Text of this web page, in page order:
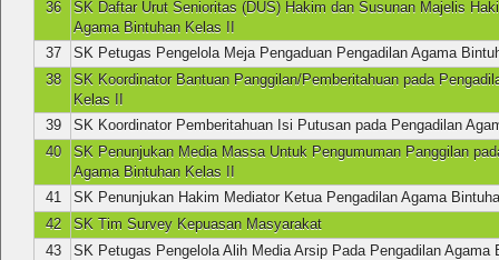
36
SK Daftar Urut Senioritas (DUS) Hakim dan Susunan Majelis
Agama Bintuhan Kelas II
37
SK Petugas Pengelola Meja Pengaduan Pengadilan Agama
38
SK Koordinator Bantuan Panggilan/Pemberitahuan pada
Kelas II
39
SK Koordinator Pemberitahuan Isi Putusan pada Pengadilan
40
SK Penunjukan Media Massa Untuk Pengumuman Panggilan
Agama Bintuhan Kelas II
41
SK Penunjukan Hakim Mediator Ketua Pengadilan Agama
42
SK Tim Survey Kepuasan Masyarakat
43
SK Petugas Pengelola Alih Media Arsip Pada Pengadilan Agama